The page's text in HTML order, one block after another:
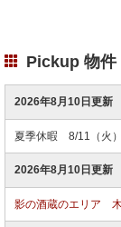
Pickup 物件
2026年8月10日更新
夏季休暇 8/11（火
2026年8月10日更新
影の酒蔵のエリア